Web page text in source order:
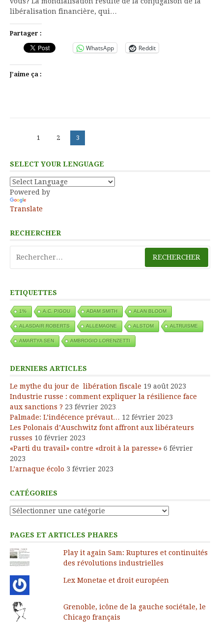
libéralisation financière, qui…
Partager :
WhatsApp Reddit
J’aime ça :
Pagination
publications
Page
1 Page
2 Page
3
SELECT YOUR LENGUAGE
Powered by
Translate
RECHERCHER
ETIQUETTES
1% A.C. PIGOU ADAM SMITH ALAN BLOOM
ALASDAIR ROBERTS ALLEMAGNE ALSTOM ALTRUISME
AMARTYA SEN AMBROGIO LORENZETTI
DERNIERS ARTICLES
Le mythe du jour de libération fiscale 19 août 2023
Industrie russe : comment expliquer la résilience face
aux sanctions ? 23 février 2023
Palmade: L’indécence prévaut… 12 février 2023
Les Polonais d’Auschwitz font affront aux libérateurs
russes 10 février 2023
«Parti du travail» contre «droit à la paresse» 6 février
2023
L’arnaque écolo 3 février 2023
CATÉGORIES
Catégories
PAGES ET ARTICLES PHARES
Play it again Sam: Ruptures et continuités
des révolutions industrielles
Lex Monetae et droit européen
Grenoble, icône de la gauche sociétale, le
Chicago français